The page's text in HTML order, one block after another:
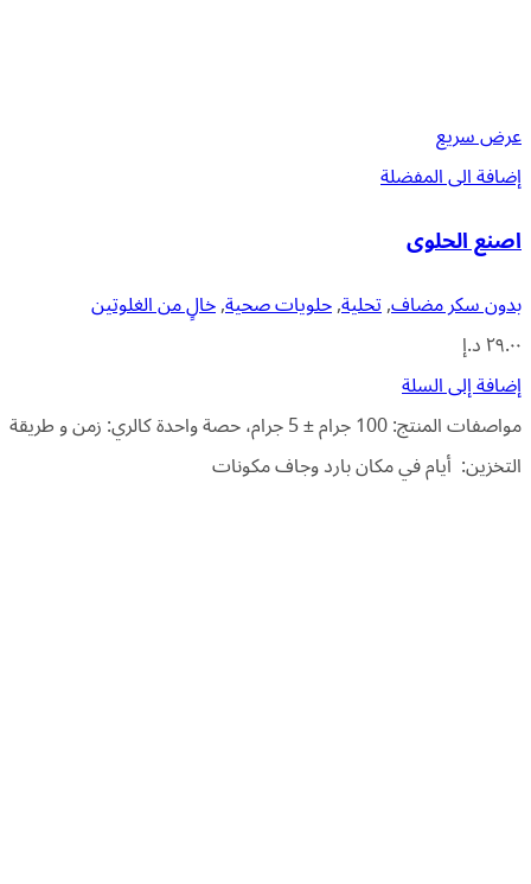
عرض سريع
إضافة الى المفضلة
اصنع الحلوى
بدون سكر مضاف,تحلية,حلويات صحية,خالٍ من الغلوتين
٢٩.٠٠د.إ
إضافة إلى السلة
مواصفات المنتج: 100 جرام ± 5 جرام، حصة واحدة كالري: زمن و طريقة
التخزين: أيام في مكان بارد وجاف مكونات